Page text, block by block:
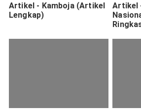
Artikel - Kamboja (Artikel
Lengkap)
Artikel